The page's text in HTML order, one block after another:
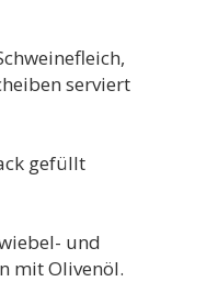
serviert
gefüllt
und
mit Olivenöl.